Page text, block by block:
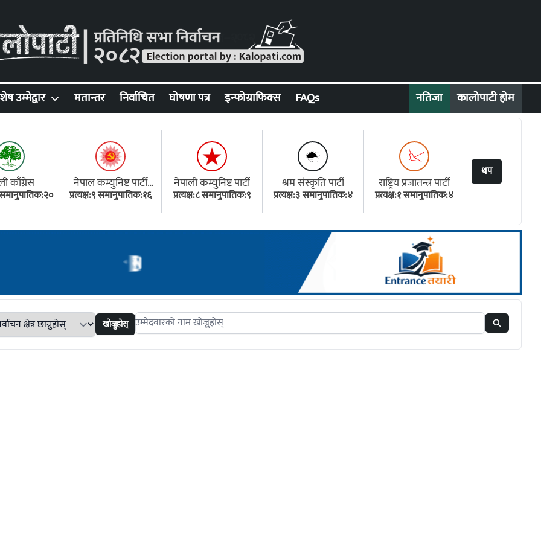
नतिजा कालोपाटी होम
उम्मेद्वार मतान्तर निर्वाचित घोषणा पत्र इन्फोग्राफिक्स FAQs
काँग्रेस
समानुपातिक:२०
नेपाल कम्युनिष्ट पार्टी
(एमाले)
प्रत्यक्ष:९ समानुपातिक:१६
नेपाली कम्युनिष्ट पार्टी
प्रत्यक्ष:८ समानुपातिक:९
श्रम संस्कृति पार्टी
प्रत्यक्ष:३ समानुपातिक:४
राष्ट्रिय प्रजातन्त्र पार्टी
प्रत्यक्ष:१ समानुपातिक:४
थप
खोज्नुहोस् Search candidates